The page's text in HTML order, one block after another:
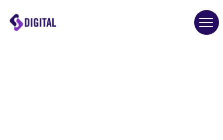
open
main
Digital
Skills